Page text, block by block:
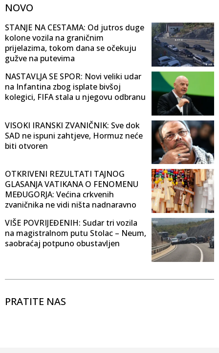
NOVO
STANJE NA CESTAMA: Od jutros duge
kolone vozila na graničnim
prijelazima, tokom dana se očekuju
gužve na putevima
NASTAVLJA SE SPOR: Novi veliki udar
na Infantina zbog isplate bivšoj
kolegici, FIFA stala u njegovu odbranu
VISOKI IRANSKI ZVANIČNIK: Sve dok
SAD ne ispuni zahtjeve, Hormuz neće
biti otvoren
OTKRIVENI REZULTATI TAJNOG
GLASANJA VATIKANA O FENOMENU
MEĐUGORJA: Većina crkvenih
zvaničnika ne vidi ništa nadnaravno
VIŠE POVRIJEĐENIH: Sudar tri vozila
na magistralnom putu Stolac – Neum,
saobraćaj potpuno obustavljen
PRATITE NAS